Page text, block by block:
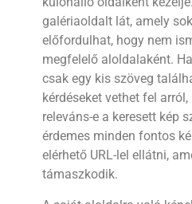
galériaoldalt lát, amely
előfordulhat, hogy nem
megfelelő aloldalaként.
csak egy kis szöveg
kérdéseket vethet fel arról,
releváns-e a keresett kép
érdemes minden fontos
elérhető URL-lel ellátni,
támaszkodik.